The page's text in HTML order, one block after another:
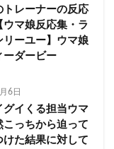
トレーナーの反応
ウマ娘反応集・ラ
リーユー】ウマ娘
ーダービー
6日
グイくる担当ウマ
こっちから迫って
けた結果に対して